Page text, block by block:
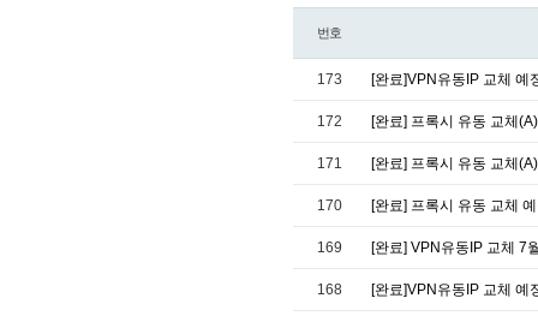
번호
173 [완료]VPN유동IP 교체 예
172 [완료] 프록시 유동 교체
171 [완료] 프록시 유동 교체
170 [완료] 프록시 유동 교체
169 [완료] VPN유동IP 교체 7
168 [완료]VPN유동IP 교체 예